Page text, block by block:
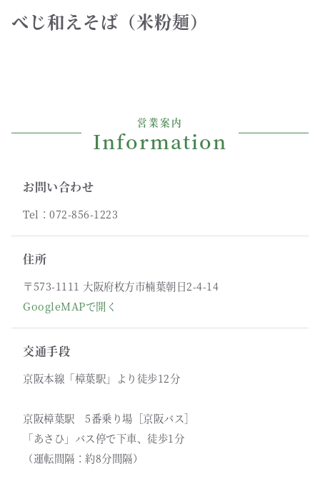
べじ和えそば（米粉麺）
営業案内
Information
お問い合わせ
Tel：072-856-1223
住所
〒573-1111 大阪府枚方市楠葉朝日2-4-14
GoogleMAPで開く
交通手段
京阪本線「樟葉駅」より徒歩12分
京阪樟葉駅 5番乗り場［京阪バス］
「あさひ」バス停で下車、徒歩1分
（運転間隔：約8分間隔）